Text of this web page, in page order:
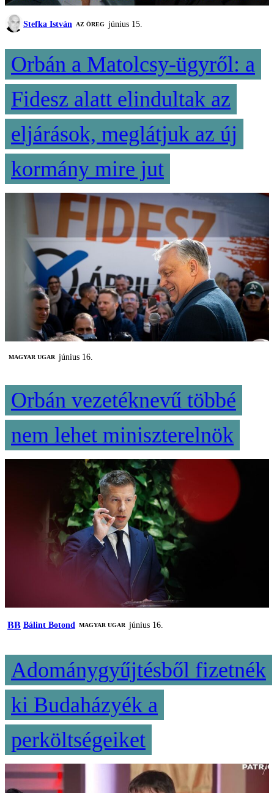
Stefka István AZ ÖREG június 15.
Orbán a Matolcsy-ügyről: a
Fidesz alatt elindultak az
eljárások, meglátjuk az új
kormány mire jut
MAGYAR UGAR június 16.
Orbán vezetéknevű többé
nem lehet miniszterelnök
BB Bálint Botond MAGYAR UGAR június 16.
Adománygyűjtésből fizetnék
ki Budaházyék a
perköltségeiket